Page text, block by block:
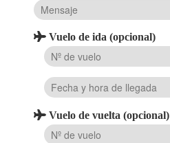
Vuelo de ida (opcional)
Vuelo de vuelta (opcional)